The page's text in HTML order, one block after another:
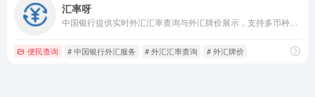
汇率呀
便民查询 # 中国银行外汇服务 # 外汇汇率查询 # 外汇牌价